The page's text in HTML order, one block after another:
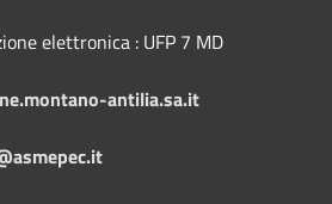
elettronica : UFP 7 MD
antilia.sa.it